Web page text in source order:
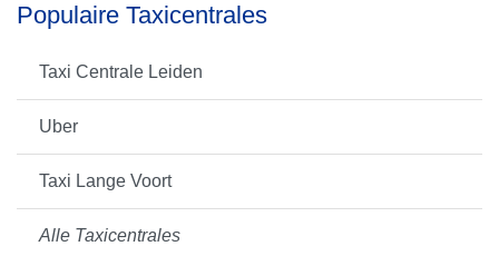
Populaire Taxicentrales
Taxi Centrale Leiden
Uber
Taxi Lange Voort
Alle Taxicentrales